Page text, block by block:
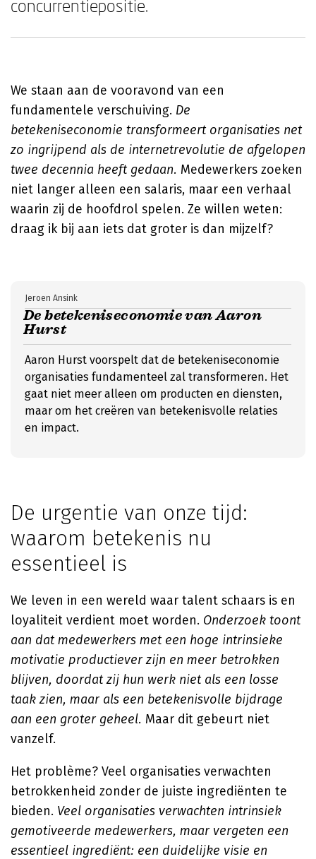
concurrentiepositie.
We staan aan de vooravond van een
fundamentele verschuiving. De
betekeniseconomie transformeert organisaties net
zo ingrijpend als de internetrevolutie de afgelopen
twee decennia heeft gedaan. Medewerkers zoeken
niet langer alleen een salaris, maar een verhaal
waarin zij de hoofdrol spelen. Ze willen weten:
draag ik bij aan iets dat groter is dan mijzelf?
De betekeniseconomie van Aaron
Hurst
Jeroen Ansink
Aaron Hurst voorspelt dat de betekeniseconomie
organisaties fundamenteel zal transformeren. Het
gaat niet meer alleen om producten en diensten,
maar om het creëren van betekenisvolle relaties
en impact.
De urgentie van onze tijd:
waarom betekenis nu
essentieel is
We leven in een wereld waar talent schaars is en
loyaliteit verdient moet worden. Onderzoek toont
aan dat medewerkers met een hoge intrinsieke
motivatie productiever zijn en meer betrokken
blijven, doordat zij hun werk niet als een losse
taak zien, maar als een betekenisvolle bijdrage
aan een groter geheel. Maar dit gebeurt niet
vanzelf.
Het problème? Veel organisaties verwachten
betrokkenheid zonder de juiste ingrediënten te
bieden. Veel organisaties verwachten intrinsiek
gemotiveerde medewerkers, maar vergeten een
essentieel ingrediënt: een duidelijke visie en